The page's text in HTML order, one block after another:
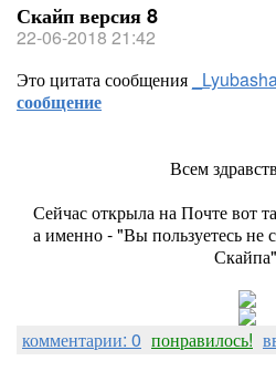
Скайп версия 8
22-06-2018 21:42
Это цитата сообщения
сообщение
Всем
Сейчас открыла на Почте вот
а именно - "Вы пользуетесь не
комментарии: 0 понравилось!